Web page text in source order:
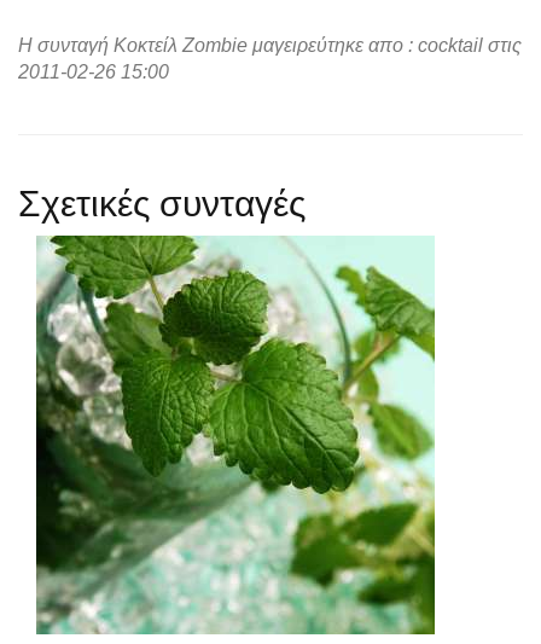
Η συνταγή Κοκτείλ Zombie μαγειρεύτηκε απο : cocktail στις
2011-02-26 15:00
Σχετικές συνταγές